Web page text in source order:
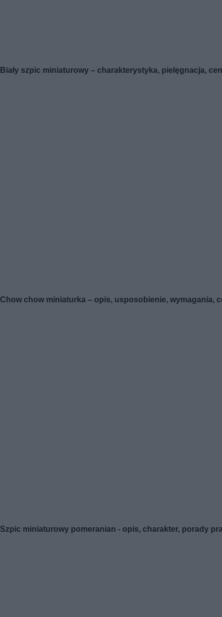
Biały szpic miniaturowy – charakterystyka, pielęgnacja,
Chow chow miniaturka – opis, usposobienie, wymagania,
Szpic miniaturowy pomeranian - opis, charakter, porady